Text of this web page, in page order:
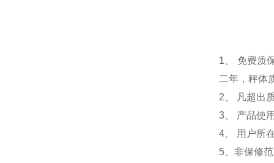
1 、 免费
二年，秤体
2、 凡超出
3、 产品使
4、 用户所
5、非保修